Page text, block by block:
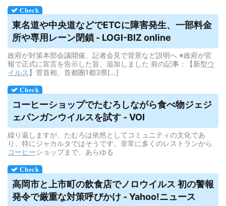
東名道や中央道などでETCに障害発生、一部料金
所や専用レーン閉鎖 - LOGI-BIZ online
政府が対策本部会議開催、記者会見で背景など説明へ ※政府が官
報で正式に宣言を告示した旨、追加しました 前の記事：【新型ウ
イルス 】菅首相、首都圏1都3県[…]
コーヒーショップでたむろしながら食べ物ジェジ
ェパンガンウイルスを試す - VOI
繰り返しますが、たむろは依然としてコミュニティの文化であ
り、特にジャカルタではそうです。非常に多くのレストランから
コーヒーショップまで、あらゆる
高岡市と上市町の飲食店でノロウイルス 初の警報
発令で厳重な対策呼びかけ - Yahoo!ニュース